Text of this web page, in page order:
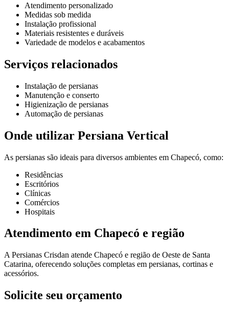
Atendimento personalizado
Medidas sob medida
Instalação profissional
Materiais resistentes e duráveis
Variedade de modelos e acabamentos
Serviços relacionados
Instalação de persianas
Manutenção e conserto
Higienização de persianas
Automação de persianas
Onde utilizar Persiana Vertical
As persianas são ideais para diversos ambientes em Chapecó, como:
Residências
Escritórios
Clínicas
Comércios
Hospitais
Atendimento em Chapecó e região
A Persianas Crisdan atende Chapecó e região de Oeste de Santa
Catarina, oferecendo soluções completas em persianas, cortinas e
acessórios.
Solicite seu orçamento